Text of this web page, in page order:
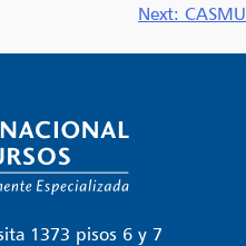
Next: CASMU
1373 pisos 6 y 7